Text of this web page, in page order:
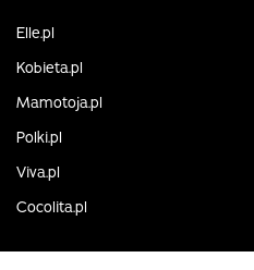
Elle.pl
Kobieta.pl
Mamotoja.pl
Polki.pl
Viva.pl
Cocolita.pl